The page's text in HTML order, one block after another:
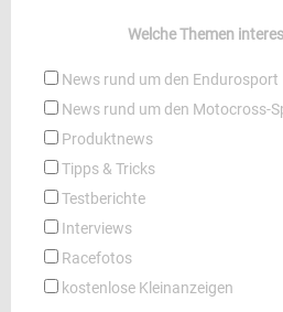
Welche Themen
News rund um den Endurosport
News rund um den Motocross-
Produktnews
Tipps & Tricks
Testberichte
Interviews
Racefotos
kostenlose Kleinanzeigen